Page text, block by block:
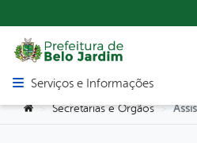
Abrir menu principal de
Serviços e Informações
Você está aqui:
> Secretarias e Orgãos >